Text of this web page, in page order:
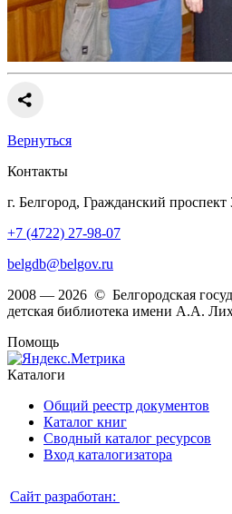
Вернуться
Контакты
г. Белгород, Гражданский проспект
+7 (4722) 27-98-07
belgdb@belgov.ru
2008 — 2026 © Белгородская
детская библиотека имени А.А.
Помощь
Каталоги
Общий реестр документов
Каталог книг
Сводный каталог ресурсов
Вход каталогизатора
Сайт разработан: